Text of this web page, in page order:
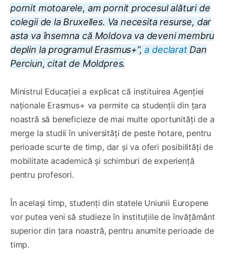
pornit motoarele, am pornit procesul alături de
colegii de la Bruxelles. Va necesita resurse, dar
asta va însemna că Moldova va deveni membru
deplin la programul Erasmus+”,a declaratDan
Perciun, citat de Moldpres.
Ministrul Educației a explicat că instituirea Agenției
naționale Erasmus+ va permite ca studenții din țara
noastră să beneficieze de mai multe oportunități de a
merge la studii în universități de peste hotare, pentru
perioade scurte de timp, dar și va oferi posibilități de
mobilitate academică și schimburi de experiență
pentru profesori.
În același timp, studenți din statele Uniunii Europene
vor putea veni să studieze în instituțiile de învățământ
superior din țara noastră, pentru anumite perioade de
timp.